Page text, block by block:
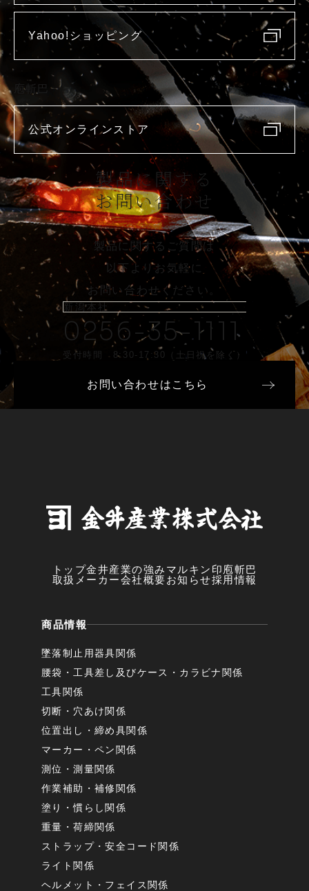
Yahoo!ショッピング
庖斬巴
公式オンラインストア
製品に関する
お問い合わせ
製品に関するご質問は
以下よりお気軽に
お問い合わせください。
新潟本社
0256-35-1111
受付時間 8:30-17:30（土日祝を除く）
お問い合わせはこちら
トップ金井産業の強み マルキン印 庖斬巴
取扱メーカー会社概要お知らせ採用情報
商品情報
墜落制止用器具関係
腰袋・工具差し及びケース・カラビナ関係
工具関係
切断・穴あけ関係
位置出し・締め具関係
マーカー・ペン関係
測位・測量関係
作業補助・補修関係
塗り・慣らし関係
重量・荷締関係
ストラップ・安全コード関係
ライト関係
ヘルメット・フェイス関係